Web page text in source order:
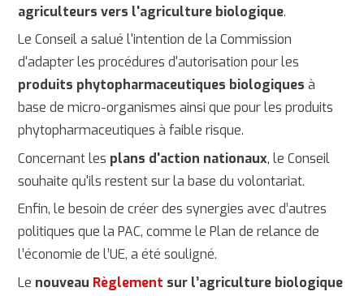
agriculteurs vers l'agriculture biologique.
Le Conseil a saluél'intention de la Commission
d'adapter les procédures d'autorisation pour les
produits phytopharmaceutiques biologiques à
base de micro-organismes ainsi que pour les produits
phytopharmaceutiques à faible risque.
Concernant les plans d'action nationaux, le Conseil
souhaite qu'ils restent sur la base du volontariat.
Enfin, le besoin de créer des synergies avec d’autres
politiques que la PAC, comme le Plan de relance de
l’économie de l’UE, a été souligné.
Le nouveau Règlement sur l’agriculture biologique